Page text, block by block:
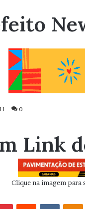
0
Link
Clique na imagem para
VK